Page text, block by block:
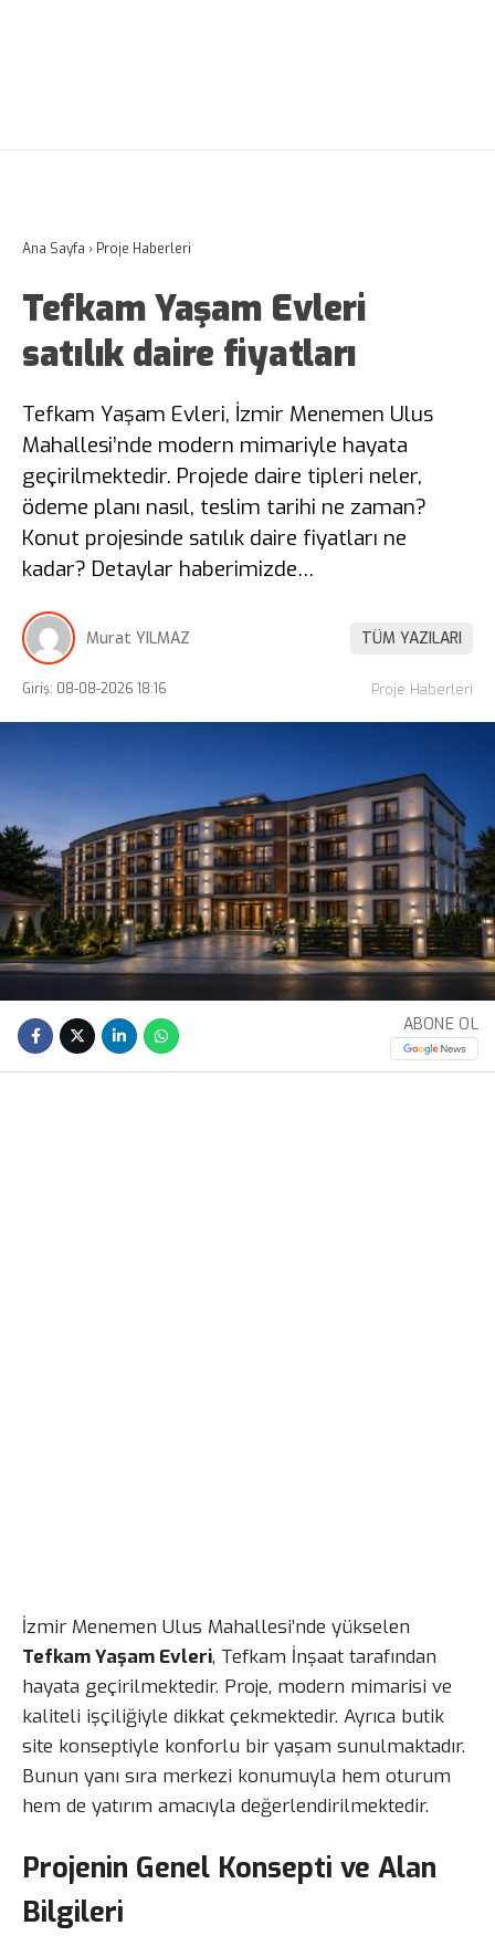
Ana Sayfa › Proje Haberleri
Tefkam Yaşam Evleri
satılık daire fiyatları
Tefkam Yaşam Evleri, İzmir Menemen Ulus
Mahallesi’nde modern mimariyle hayata
geçirilmektedir. Projede daire tipleri neler,
ödeme planı nasıl, teslim tarihi ne zaman?
Konut projesinde satılık daire fiyatları ne
kadar? Detaylar haberimizde…
Murat YILMAZ TÜM YAZILARI
Giriş: 08-08-2026 18:16 Proje Haberleri
ABONE OL
İzmir Menemen Ulus Mahallesi’nde yükselen
Tefkam Yaşam Evleri, Tefkam İnşaat tarafından
hayata geçirilmektedir. Proje, modern mimarisi ve
kaliteli işçiliğiyle dikkat çekmektedir. Ayrıca butik
site konseptiyle konforlu bir yaşam sunulmaktadır.
Bunun yanı sıra merkezi konumuyla hem oturum
hem de yatırım amacıyla değerlendirilmektedir.
Projenin Genel Konsepti ve Alan
Bilgileri